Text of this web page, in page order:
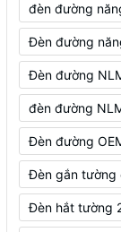
đèn đường
Đèn đường
Đèn đường
đèn đường
Đèn đường
Đèn gắn tường
Đèn hắt tường